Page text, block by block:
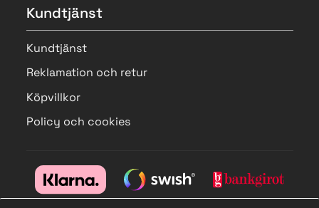
Kundtjänst
Kundtjänst
Reklamation och retur
Köpvillkor
Policy och cookies